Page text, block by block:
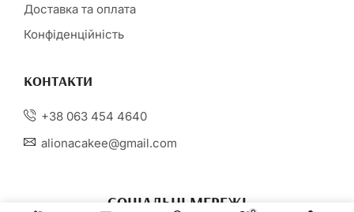
Доставка та оплата
Конфіденційність
КОНТАКТИ
+38 063 454 4640
alionacakee@gmail.com
СОЦІАЛЬНІ МЕРЕЖІ